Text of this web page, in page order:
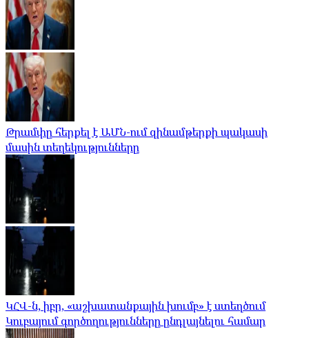
Թրամփը հերքել է ԱՄՆ-ում զինամթերքի պակասի
մասին տեղեկությունները
ԿՀՎ-ն, իբր, «աշխատանքային խումբ» է ստեղծում
Կուբայում գործողությունները ընդլայնելու համար